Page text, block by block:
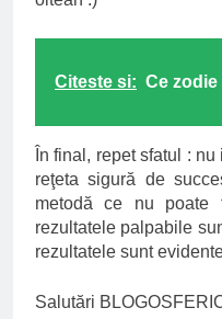
Citeste si: Ce zodie
În final, repet sfatul :
reţeta sigură de
metodă ce nu poate
rezultatele palpabile
rezultatele sunt
Salutări